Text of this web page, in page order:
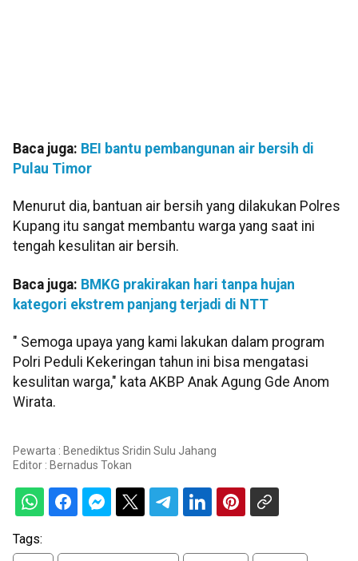
Baca juga: BEI bantu pembangunan air bersih di
Pulau Timor
Menurut dia, bantuan air bersih yang dilakukan Polres
Kupang itu sangat membantu warga yang saat ini
tengah kesulitan air bersih.
Baca juga: BMKG prakirakan hari tanpa hujan
kategori ekstrem panjang terjadi di NTT
" Semoga upaya yang kami lakukan dalam program
Polri Peduli Kekeringan tahun ini bisa mengatasi
kesulitan warga," kata AKBP Anak Agung Gde Anom
Wirata.
Pewarta : Benediktus Sridin Sulu Jahang
Editor : Bernadus Tokan
Tags: